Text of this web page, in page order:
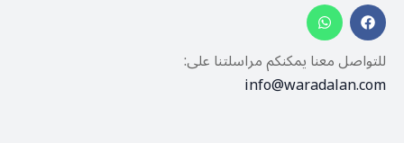
للتواصل معنا يمكنكم مراسلتنا على:
info@waradalan.com